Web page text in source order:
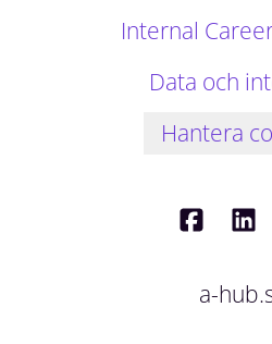
Internal
Data och
Hantera
a-